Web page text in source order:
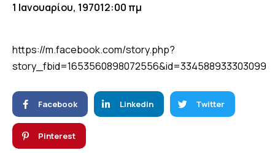
1 Ιανουαρίου, 197012:00 πμ
https://m.facebook.com/story.php?
story_fbid=1653560898072556&id=334588933303099
Facebook Linkedin Twitter
Pinterest